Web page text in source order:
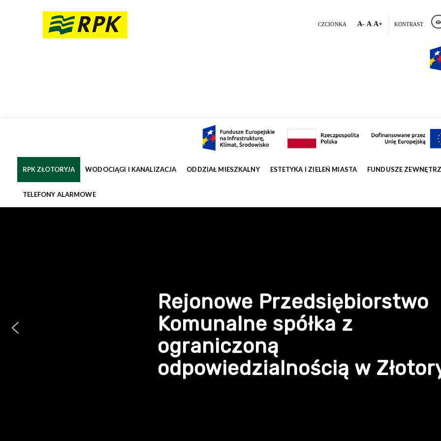
CZCIONKA A- A A+ KONTRAST
RPK ZŁOTORYJA WODOCIĄGI I KANALIZACJA ODDZIAŁ MIESZKALNY ESTETYKA I ZIELEŃ MIASTA FUNDUSZE
TELEFONY ALARMOWE
Rejonowe Przedsiębiorstwo
Komunalne spółka z
ograniczoną
odpowiedzialnością w